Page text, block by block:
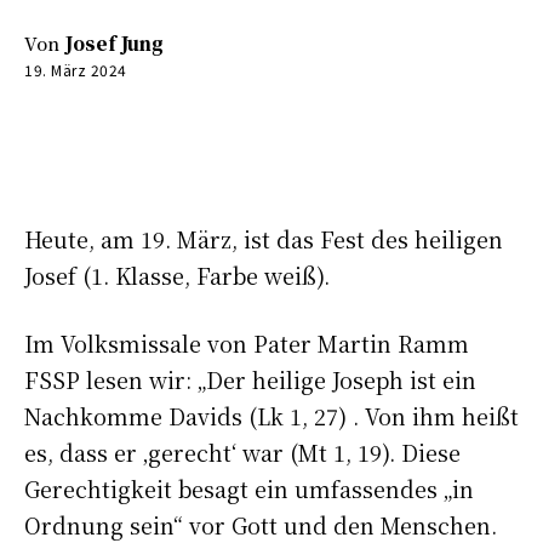
Von Josef Jung
19. März 2024
Heute, am 19. März, ist das Fest des heiligen
Josef (1. Klasse, Farbe weiß).
Im Volksmissale von Pater Martin Ramm
FSSP lesen wir: „Der heilige Joseph ist ein
Nachkomme Davids (Lk 1, 27) . Von ihm heißt
es, dass er ‚gerecht‘ war (Mt 1, 19). Diese
Gerechtigkeit besagt ein umfassendes „in
Ordnung sein“ vor Gott und den Menschen.